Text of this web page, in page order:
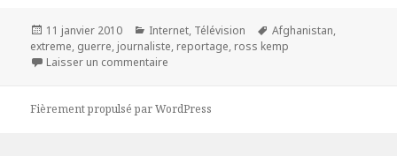
Publié
le
11 janvier 2010 Catégories
Internet, Télévision
Mots-
clés
Afghanistan,
extreme, guerre, journaliste, reportage, ross kemp
Laisser un commentaire
Fièrement propulsé par WordPress